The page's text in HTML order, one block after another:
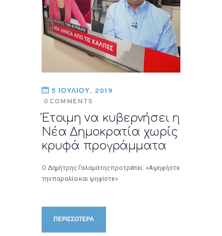
5 ΙΟΥΛΙΟΥ, 2019
0 COMMENTS
Έτοιμη να κυβερνήσει η
Νέα Δημοκρατία χωρίς
κρυφά προγράμματα
Ο Δημήτρης Γαλαμάτης προτρέπει: «Αψηφήστε
την παραλία και ψηφίστε»
ΠΕΡΙΣΣΟΤΕΡΑ